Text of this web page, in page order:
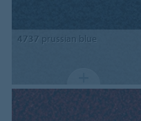
4737 prussian blue